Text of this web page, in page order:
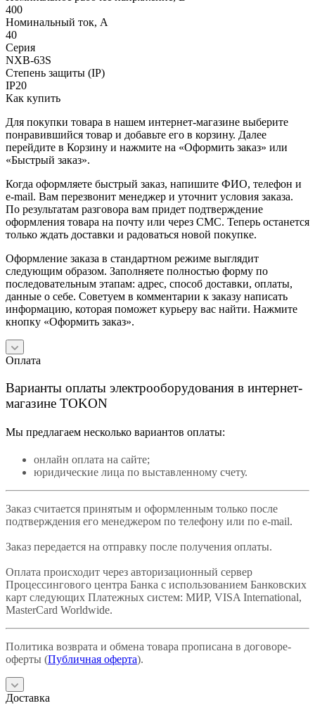
400
Номинальный ток, А
40
Серия
NXB-63S
Степень защиты (IP)
IP20
Как купить
Для покупки товара в нашем интернет-магазине выберите
понравившийся товар и добавьте его в корзину. Далее
перейдите в Корзину и нажмите на «Оформить заказ» или
«Быстрый заказ».
Когда оформляете быстрый заказ, напишите ФИО, телефон и
e-mail. Вам перезвонит менеджер и уточнит условия заказа.
По результатам разговора вам придет подтверждение
оформления товара на почту или через СМС. Теперь останется
только ждать доставки и радоваться новой покупке.
Оформление заказа в стандартном режиме выглядит
следующим образом. Заполняете полностью форму по
последовательным этапам: адрес, способ доставки, оплаты,
данные о себе. Советуем в комментарии к заказу написать
информацию, которая поможет курьеру вас найти. Нажмите
кнопку «Оформить заказ».
Оплата
Варианты оплаты электрооборудования в интернет-
магазине TOKON
Мы предлагаем несколько вариантов оплаты:
онлайн оплата на сайте;
юридические лица по выставленному счету.
Заказ считается принятым и оформленным только после
подтверждения его менеджером по телефону или по e-mail.
Заказ передается на отправку после получения оплаты.
Оплата происходит через авторизационный сервер
Процессингового центра Банка с использованием Банковских
карт следующих Платежных систем: МИР, VISA International,
MasterCard Worldwide.
Политика возврата и обмена товара прописана в договоре-
оферты (Публичная оферта).
Доставка